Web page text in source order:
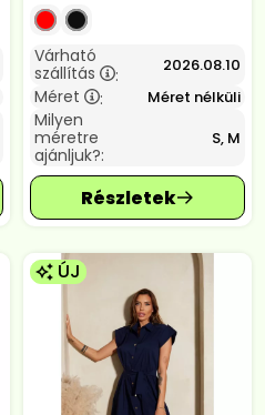
Várható
szállítás
: 2026.08.10
Méret : Méret nélküli
Milyen
méretre
ajánljuk?:
S, M
ÚJ